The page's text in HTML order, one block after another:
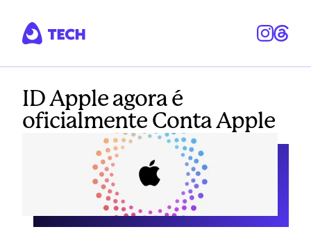
ID Apple agora é
oficialmente Conta Apple